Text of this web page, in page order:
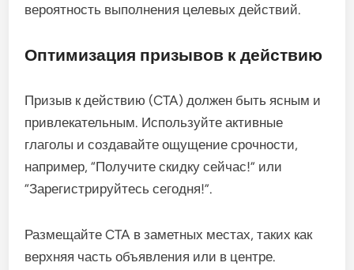
вероятность выполнения целевых действий.
Оптимизация призывов к действию
Призыв к действию (CTA) должен быть ясным и
привлекательным. Используйте активные
глаголы и создавайте ощущение срочности,
например, “Получите скидку сейчас!” или
“Зарегистрируйтесь сегодня!”.
Размещайте CTA в заметных местах, таких как
верхняя часть объявления или в центре.